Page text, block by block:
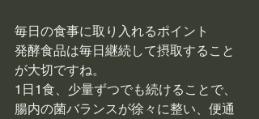
毎日の食事に取り入れるポイント
発酵食品は毎日継続して摂取すること
が大切ですね。
1日1食、少量ずつでも続けることで、
腸内の菌バランスが徐々に整い、便通